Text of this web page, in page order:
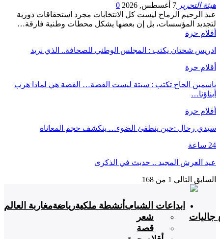
هيئة التحرير 7 أغسطس, 2026
0
عبد الرحيم الرماح ليست كل الانتخابات مجرد استحقاقات دورية
لتجديد المؤسسات، بل إن بعضها يشكل محطات وطنية فارقة…
أقلام حرة
ادريس شحتان يكتب : المجلس الوطني للصحافة.. الذي نريد
أقلام حرة
ياسمين الحاج تكتب : سبتة ليست القصة… القصة هي لماذا هرب
أبناؤنا…
أقلام حرة
سيدي رحال :حين ينطفئ الضوء… ينكشف حجم المعاناة
24 ساعة
عيد العرش المجيد .. حديث في الذكرى
السابق التالي 1 من 168
جاليات
ابداعات الشباب
شعر
قصة
أنشطة ملكيةرياضةمغاربة العالم